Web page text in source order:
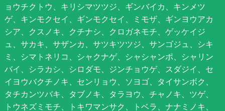
ョウチクトウ、キリシマツツジ、ギンバイカ、キンメツ
ゲ、キンモクセイ、ギンモクセイ、ミモザ、ギンヨウアカ
シア、クスノキ、クチナシ、クロガネモチ、ゲッケイジ
ュ、サカキ、サザンカ、サツキツツジ、サンゴジュ、シキ
ミ、シマトネリコ、シャクナゲ、シャシャンポ、シャリン
バイ、シラカシ、シロダモ、ジンチョウゲ、スダジイ、セ
イヨウバクチノキ、センリョウ、ソヨゴ、タイサンボク、
タチカンツバキ、タブノキ、タラヨウ、チャノキ、ツゲ、
トウネズミモチ、トキワマンサク、トベラ、ナナミノキ、